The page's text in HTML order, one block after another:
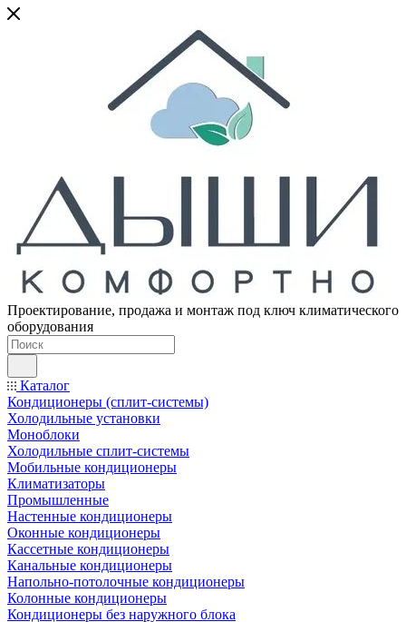
Проектирование, продажа и монтаж под ключ климатического
оборудования
Каталог
Кондиционеры (сплит-системы)
Холодильные установки
Моноблоки
Холодильные сплит-системы
Мобильные кондиционеры
Климатизаторы
Промышленные
Настенные кондиционеры
Оконные кондиционеры
Кассетные кондиционеры
Канальные кондиционеры
Напольно-потолочные кондиционеры
Колонные кондиционеры
Кондиционеры без наружного блока